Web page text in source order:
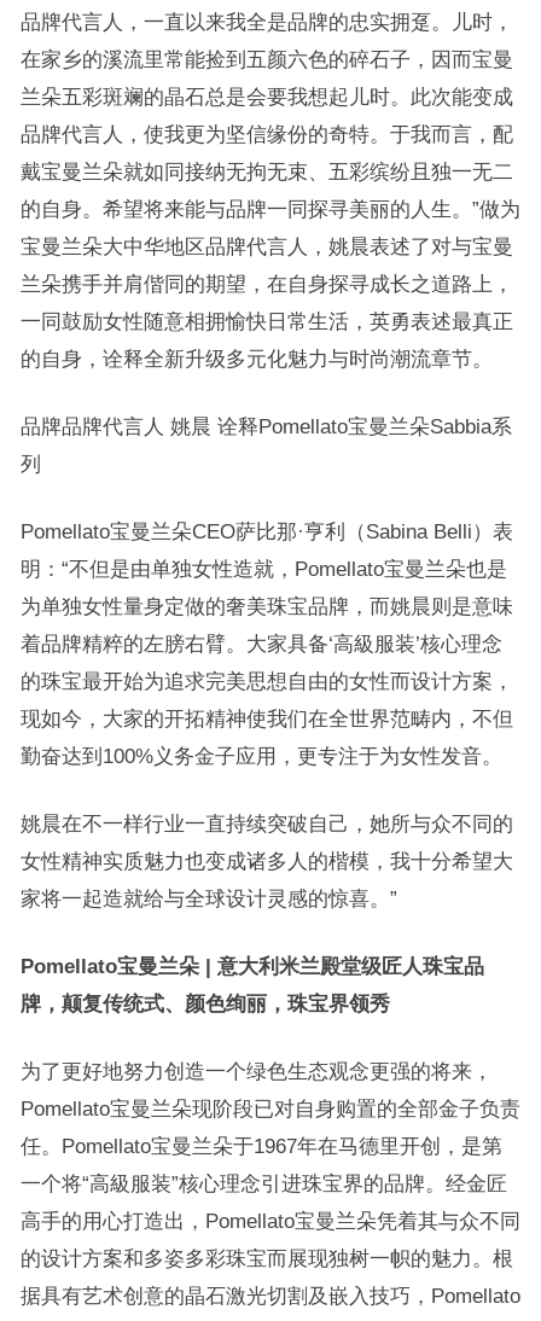
品牌代言人，一直以来我全是品牌的忠实拥趸。儿时，
在家乡的溪流里常能捡到五颜六色的碎石子，因而宝曼
兰朵五彩斑斓的晶石总是会要我想起儿时。此次能变成
品牌代言人，使我更为坚信缘份的奇特。于我而言，配
戴宝曼兰朵就如同接纳无拘无束、五彩缤纷且独一无二
的自身。希望将来能与品牌一同探寻美丽的人生。”做为
宝曼兰朵大中华地区品牌代言人，姚晨表述了对与宝曼
兰朵携手并肩偕同的期望，在自身探寻成长之道路上，
一同鼓励女性随意相拥愉快日常生活，英勇表述最真正
的自身，诠释全新升级多元化魅力与时尚潮流章节。
品牌品牌代言人 姚晨 诠释Pomellato宝曼兰朵Sabbia系
列
Pomellato宝曼兰朵CEO萨比那·亨利（Sabina Belli）表
明：“不但是由单独女性造就，Pomellato宝曼兰朵也是
为单独女性量身定做的奢美珠宝品牌，而姚晨则是意味
着品牌精粹的左膀右臂。大家具备‘高級服装’核心理念
的珠宝最开始为追求完美思想自由的女性而设计方案，
现如今，大家的开拓精神使我们在全世界范畴内，不但
勤奋达到100%义务金子应用，更专注于为女性发音。
姚晨在不一样行业一直持续突破自己，她所与众不同的
女性精神实质魅力也变成诸多人的楷模，我十分希望大
家将一起造就给与全球设计灵感的惊喜。”
Pomellato宝曼兰朵 | 意大利米兰殿堂级匠人珠宝品
牌，颠复传统式、颜色绚丽，珠宝界领秀
为了更好地努力创造一个绿色生态观念更强的将来，
Pomellato宝曼兰朵现阶段已对自身购置的全部金子负责
任。Pomellato宝曼兰朵于1967年在马德里开创，是第
一个将“高級服装”核心理念引进珠宝界的品牌。经金匠
高手的用心打造出，Pomellato宝曼兰朵凭着其与众不同
的设计方案和多姿多彩珠宝而展现独树一帜的魅力。根
据具有艺术创意的晶石激光切割及嵌入技巧，Pomellato